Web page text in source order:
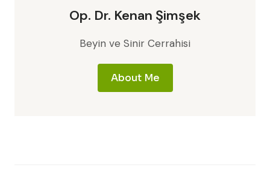
Op. Dr. Kenan Şimşek
Beyin ve Sinir Cerrahisi
About Me